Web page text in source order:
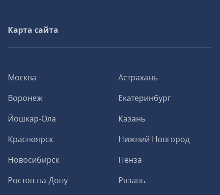
Москва
Астрахань
Воронеж
Екатеринбург
Йошкар-Ола
Казань
Красноярск
Нижний Новгород
Новосибирск
Пенза
Ростов-на-Дону
Рязань
Карта сайта